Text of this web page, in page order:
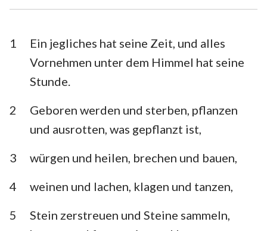
Esra Nehemia
Esther Hiob
Psalm Sprüche
Jesaja Jeremia
Amos
Obadja Jona
1
Ein jegliches hat seine Zeit, und alles
Vornehmen unter dem Himmel hat seine
Stunde.
2
Geboren werden und sterben, pflanzen
und ausrotten, was gepflanzt ist,
3
würgen und heilen, brechen und bauen,
4
weinen und lachen, klagen und tanzen,
5
Stein zerstreuen und Steine sammeln,